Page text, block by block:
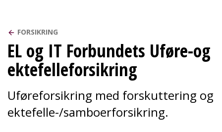
FORSIKRING
EL og IT Forbundets Uføre-og
ektefelleforsikring
Uføreforsikring med forskuttering og
ektefelle-/samboerforsikring.